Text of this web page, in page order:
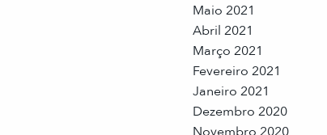
Maio 2021
Abril 2021
Março 2021
Fevereiro 2021
Janeiro 2021
Dezembro 2020